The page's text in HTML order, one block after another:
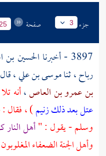
جزء 3 صفحة
3897 - أخبرنا الحسين
رباح، ثناموسى بن علي،
بن عمرو بن العاص،أنه
عتل بعد ذلك زنيم) ، فقال
وسلم - يقول : "أهل
وأهل الجنة الضعفاء المغلوبون